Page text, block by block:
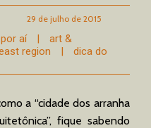
29 de julho de 2015
aí |
art &
region |
dica do
a “cidade dos arranha
fique sabendo